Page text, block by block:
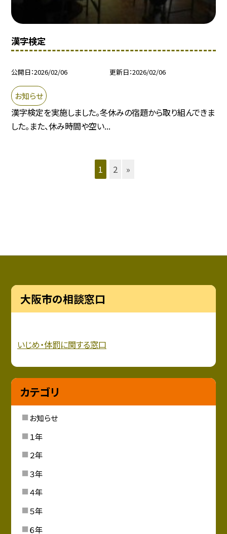
漢字検定
公開日 2026/02/06 更新日 2026/02/06
お知らせ
漢字検定を実施しました。冬休みの宿題から取り組んできま
した。また、休み時間や空い...
1 2 »
大阪市の相談窓口
いじめ・体罰に関する窓口
カテゴリ
お知らせ
１年
２年
３年
４年
５年
６年